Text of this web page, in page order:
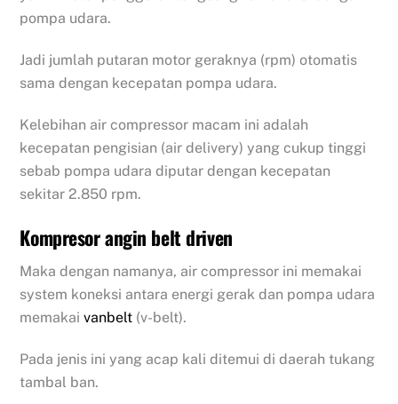
pompa udara.
Jadi jumlah putaran motor geraknya (rpm) otomatis
sama dengan kecepatan pompa udara.
Kelebihan air compressor macam ini adalah
kecepatan pengisian (air delivery) yang cukup tinggi
sebab pompa udara diputar dengan kecepatan
sekitar 2.850 rpm.
Kompresor angin belt driven
Maka dengan namanya, air compressor ini memakai
system koneksi antara energi gerak dan pompa udara
memakaivanbelt (v-belt).
Pada jenis ini yang acap kali ditemui di daerah tukang
tambal ban.